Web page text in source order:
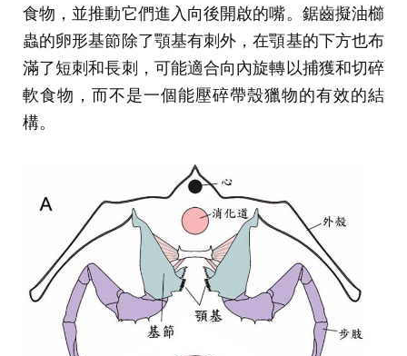
食物，並推動它們進入向後開啟的嘴。鋸齒擬油櫛
蟲的卵形基節除了顎基有刺外，在顎基的下方也布
滿了短刺和長刺，可能適合向內旋轉以捕獲和切碎
軟食物，而不是一個能壓碎帶殼獵物的有效的結
構。